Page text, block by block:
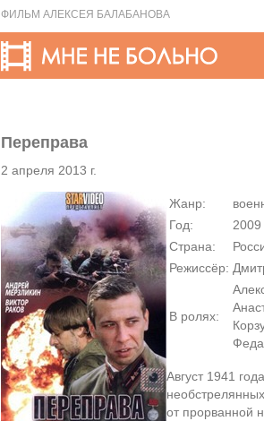
ФИЛЬМ АЛЕКСЕЯ БАЛАБАНОВА
Переправа
2 апреля 2013 г.
Жанр:
Год:
2009
Страна:
Режиссёр:
В ролях:
Август 1941
от прорванной